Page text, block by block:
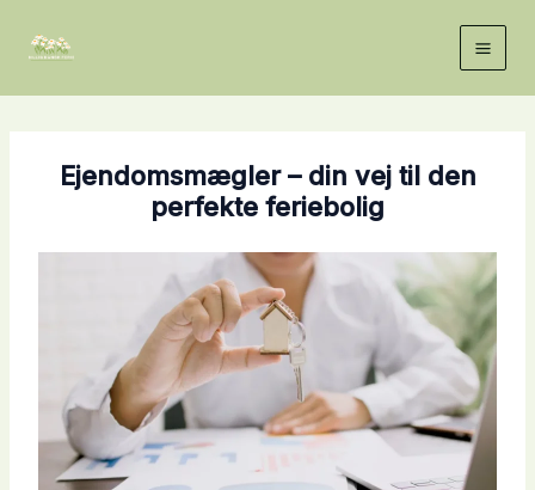
Ejendomsmægler – din vej til den
perfekte feriebolig